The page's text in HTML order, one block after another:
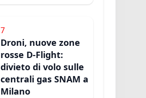
7
Droni, nuove zone
rosse D-Flight:
divieto di volo sulle
centrali gas SNAM a
Milano